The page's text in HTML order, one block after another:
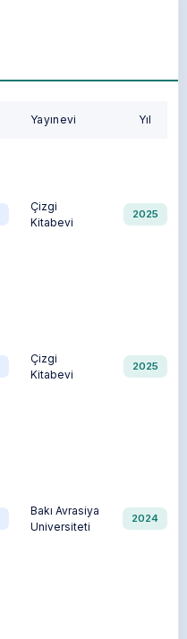
Yayınevi Yıl
Çizgi
Kitabevi
2025
Çizgi
Kitabevi
2025
Bakı Avrasiya
Universiteti
2024